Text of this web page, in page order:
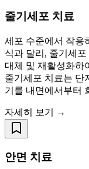
줄기세포 치료
세포 수준에서 작용
식과 달리, 줄기세
대체 및 재활성화하
줄기세포 치료는 단
기를 내면에서부터
자세히 보기 →
안면 치료